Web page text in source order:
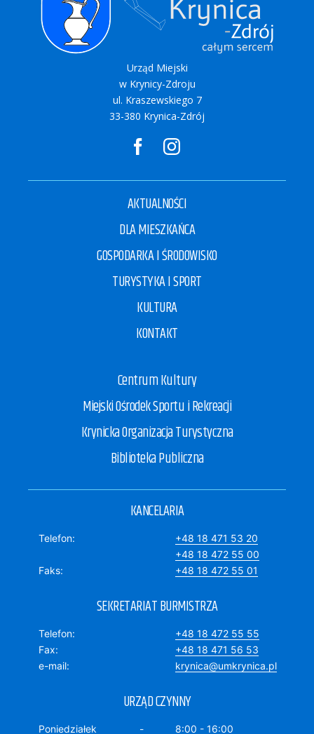
Urząd Miejski
w Krynicy-Zdroju
ul. Kraszewskiego 7
33-380 Krynica-Zdrój
AKTUALNOŚCI
DLA MIESZKAŃCA
GOSPODARKA I ŚRODOWISKO
TURYSTYKA I SPORT
KULTURA
KONTAKT
Centrum Kultury
Miejski Ośrodek Sportu i Rekreacji
Krynicka Organizacja Turystyczna
Biblioteka Publiczna
KANCELARIA
Telefon
+48 18 471 53 20
+48 18 472 55 00
Faks
+48 18 472 55 01
SEKRETARIAT BURMISTRZA
Telefon
+48 18 472 55 55
Fax
+48 18 471 56 53
e-mail
krynica@umkrynica.pl
URZĄD CZYNNY
Poniedziałek 8:00 - 16:00